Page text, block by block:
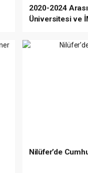
2020-2024
Üniversitesi ve
Nilüfer’de